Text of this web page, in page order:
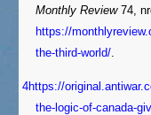
Monthly Review74,
https://
the-third-world/.
4https://
the-logic-of-canada-